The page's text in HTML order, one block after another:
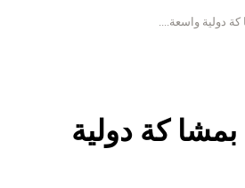
كة دولية واسعة....
بمشا كة دولية